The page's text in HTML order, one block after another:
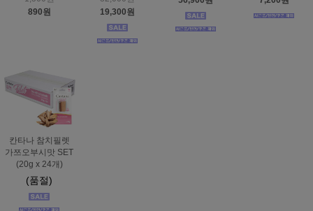
890원
19,300원
칸타나 참치필렛
가쯔오부시맛 SET
(20g x 24개)
(품절)